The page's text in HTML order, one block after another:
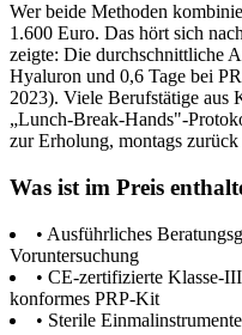
Wer beide Methoden
1.600 Euro. Das hört sich
zeigte: Die durchschnittliche
Hyaluron und 0,6 Tage bei
2023). Viele Berufstätige aus
„Lunch-Break-Hands"-
zur Erholung, montags
Was ist im Preis
• Ausführliches
Voruntersuchung
• CE-zertifizierte Klasse-
konformes PRP-Kit
• Sterile